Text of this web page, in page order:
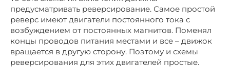
предусматривать реверсирование. Самое простой
реверс имеют двигатели постоянного тока с
возбуждением от постоянных магнитов. Поменял
концы проводов питания местами и все – движок
вращается в другую сторону. Поэтому и схемы
реверсирования для этих двигателей простые.